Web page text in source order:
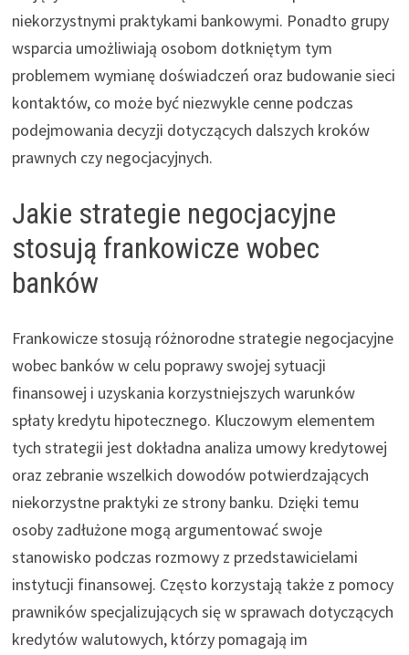
niekorzystnymi praktykami bankowymi. Ponadto grupy
wsparcia umożliwiają osobom dotkniętym tym
problemem wymianę doświadczeń oraz budowanie sieci
kontaktów, co może być niezwykle cenne podczas
podejmowania decyzji dotyczących dalszych kroków
prawnych czy negocjacyjnych.
Jakie strategie negocjacyjne
stosują frankowicze wobec
banków
Frankowicze stosują różnorodne strategie negocjacyjne
wobec banków w celu poprawy swojej sytuacji
finansowej i uzyskania korzystniejszych warunków
spłaty kredytu hipotecznego. Kluczowym elementem
tych strategii jest dokładna analiza umowy kredytowej
oraz zebranie wszelkich dowodów potwierdzających
niekorzystne praktyki ze strony banku. Dzięki temu
osoby zadłużone mogą argumentować swoje
stanowisko podczas rozmowy z przedstawicielami
instytucji finansowej. Często korzystają także z pomocy
prawników specjalizujących się w sprawach dotyczących
kredytów walutowych, którzy pomagają im